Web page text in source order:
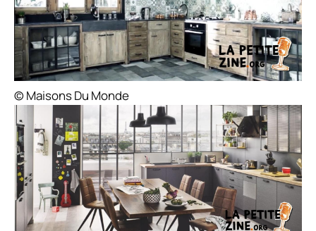
© Maisons Du Monde